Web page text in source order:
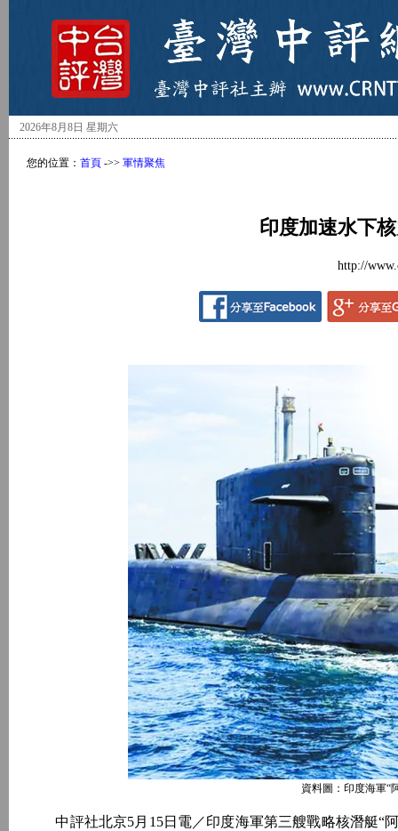
2026年8月8日 星期六
您的位置： 首頁 ->> 軍情聚焦
印度加速水下
http://
資料圖：印度海軍“
中評社北京5月15日電／印度海軍第三艘戰略核潛艇“